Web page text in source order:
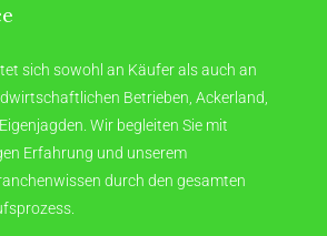
sich sowohl an Käufer als auch an
Betrieben, Ackerland,
Wir begleiten Sie mit
Erfahrung und unserem
durch den gesamten